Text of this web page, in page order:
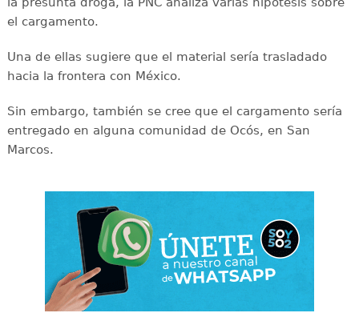
el cargamento.
Una de ellas sugiere que el material sería trasladado
hacia la frontera con México.
Sin embargo, también se cree que el cargamento sería
entregado en alguna comunidad de Ocós, en San
Marcos.